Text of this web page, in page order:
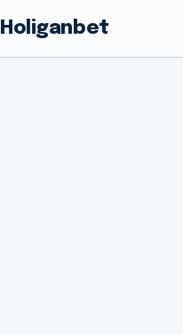
Holiganbet